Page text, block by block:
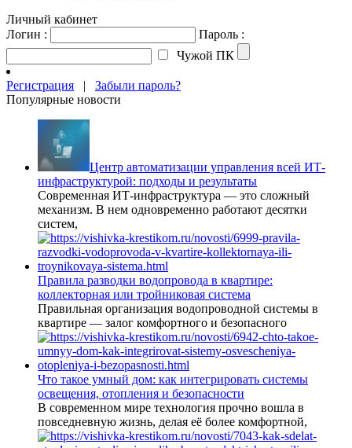
Личный кабинет
Логин :
Пароль :
Чужой ПК
Регистрация | Забыли пароль?
Популярные новости
Центр автоматизации управления всей ИТ-
инфраструктурой: подходы и результаты
Современная ИТ-инфраструктура — это сложный
механизм. В нем одновременно работают десятки
систем,
Правила разводки водопровода в квартире:
коллекторная или тройниковая система
Правильная организация водопроводной системы в
квартире — залог комфортного и безопасного
Что такое умный дом: как интегрировать системы
освещения, отопления и безопасности
В современном мире технология прочно вошла в
повседневную жизнь, делая её более комфортной,